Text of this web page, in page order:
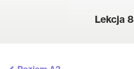
Lekcja 8